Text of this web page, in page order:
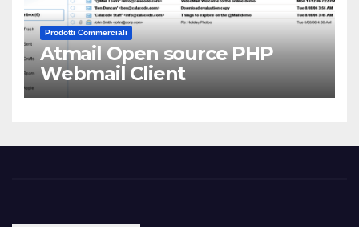
Prodotti Commerciali
Atmail Open source PHP
Webmail Client